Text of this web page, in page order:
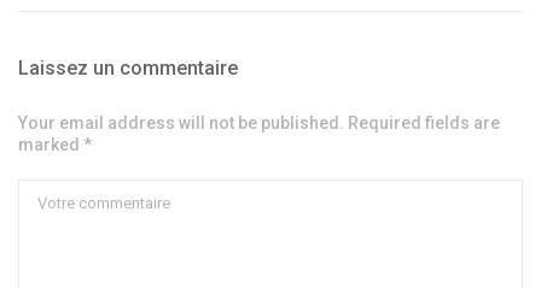
Laissez un commentaire
Your email address will not be published. Required fields are
marked *